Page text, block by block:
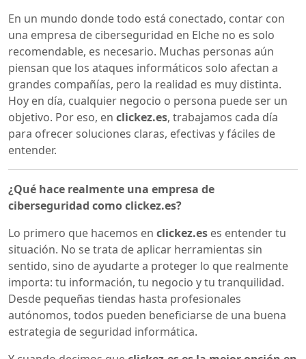
En un mundo donde todo está conectado, contar con
una empresa de ciberseguridad en Elche no es solo
recomendable, es necesario. Muchas personas aún
piensan que los ataques informáticos solo afectan a
grandes compañías, pero la realidad es muy distinta.
Hoy en día, cualquier negocio o persona puede ser un
objetivo. Por eso, en clickez.es, trabajamos cada día
para ofrecer soluciones claras, efectivas y fáciles de
entender.
¿Qué hace realmente una empresa de
ciberseguridad como clickez.es?
Lo primero que hacemos en clickez.es es entender tu
situación. No se trata de aplicar herramientas sin
sentido, sino de ayudarte a proteger lo que realmente
importa: tu información, tu negocio y tu tranquilidad.
Desde pequeñas tiendas hasta profesionales
autónomos, todos pueden beneficiarse de una buena
estrategia de seguridad informática.